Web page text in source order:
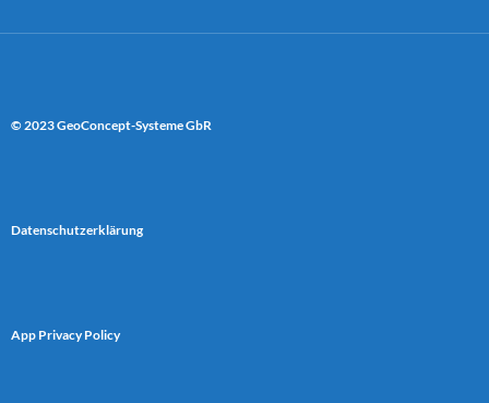
© 2023 GeoConcept-Systeme GbR
Datenschutzerklärung
App Privacy Policy